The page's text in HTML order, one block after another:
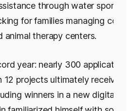
through water sports,
for families managing
animal therapy centers.
year: nearly 300
projects ultimately receiving
winners in a new digital